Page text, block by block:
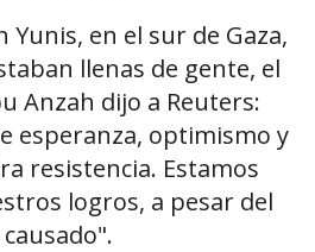
Yunis, en el sur de Gaza,
llenas de gente, el
Anzah dijo a Reuters:
esperanza, optimismo y
resistencia. Estamos
logros, a pesar del